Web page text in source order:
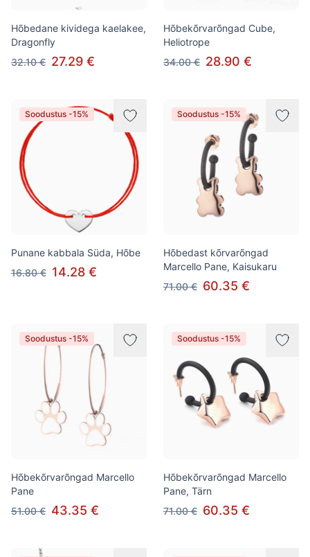
Hõbedane kividega kaelakee,
Dragonfly
32.10 € 27.29 €
Hõbekõrvarõngad Cube,
Heliotrope
34.00 € 28.90 €
Soodustus -15%
Punane kabbala Süda, Hõbe
16.80 € 14.28 €
Soodustus -15%
Hõbedast kõrvarõngad
Marcello Pane, Kaisukaru
71.00 € 60.35 €
Soodustus -15%
Hõbekõrvarõngad Marcello
Pane
51.00 € 43.35 €
Soodustus -15%
Hõbekõrvarõngad Marcello
Pane, Tärn
71.00 € 60.35 €